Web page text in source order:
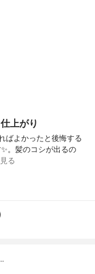
上がり
ばよかったと後悔する
。髪のコシが出るの
る